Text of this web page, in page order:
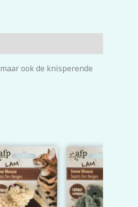
ook de knisperende